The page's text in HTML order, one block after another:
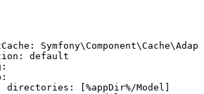
default
directories: [%appDir%/Model]